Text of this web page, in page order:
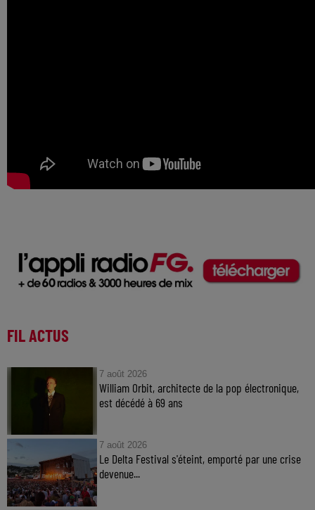
FIL ACTUS
7 août 2026
William Orbit, architecte de la pop électronique,
est décédé à 69 ans
7 août 2026
Le Delta Festival s'éteint, emporté par une crise
devenue...